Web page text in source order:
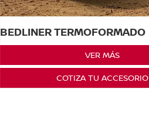
BEDLINER TERMOFORMADO
VER MÁS
COTIZA TU ACCESORIO